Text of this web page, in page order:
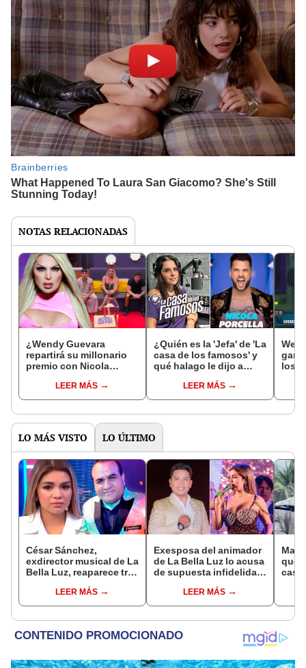
NOTAS RELACIONADAS
¿Wendy Guevara
repartirá su millonario
premio con Nicola
casa de los famosos'?
LEER MÁS
¿Quién es la 'Jefa' de 'La
casa de los famosos' y
qué halago le dijo a
LEER MÁS
los
LO MÁS VISTO LO ÚLTIMO
César Sánchez,
exdirector musical de La
Bella Luz, reaparece tras
Saldaña con polémico
pedido: "Pido respetar
LEER MÁS
Exesposa del animador
de La Bella Luz lo acusa
de supuesta infidelidad
expone chats
LEER MÁS
qué
se